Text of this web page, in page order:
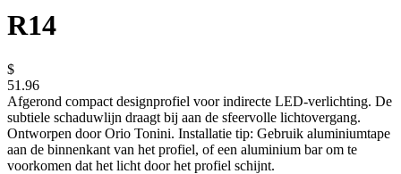
R14
$
51.96
Afgerond compact designprofiel voor indirecte LED-verlichting. De
subtiele schaduwlijn draagt bij aan de sfeervolle lichtovergang.
Ontworpen door Orio Tonini. Installatie tip: Gebruik ​​aluminiumtape
aan de binnenkant van het profiel, of een aluminium bar om te
voorkomen dat het licht door het profiel schijnt.